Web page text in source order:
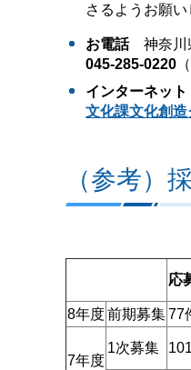
さるようお願い
お電話神奈川
045-285-0220
インターネッ
文化課文化創
（参考）
応
8年度前期募集77
7年度
1次募集